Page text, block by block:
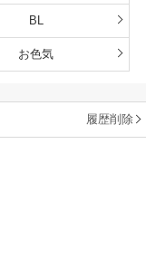
BL
お色気
履歴削除